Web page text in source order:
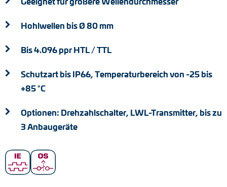
Hohlwellen bis Ø 80 mm
Bis 4.096 ppr HTL / TTL
Schutzart bis IP66, Temperaturbereich von -25 bis
+85 °C
Optionen: Drehzahlschalter, LWL-Transmitter, bis zu
3 Anbaugeräte